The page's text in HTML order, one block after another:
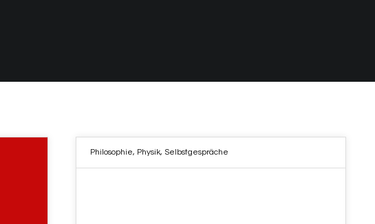
Philosophie, Physik, Selbstgespräche